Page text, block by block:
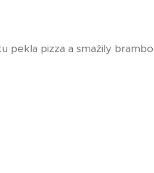
pizza a smažily